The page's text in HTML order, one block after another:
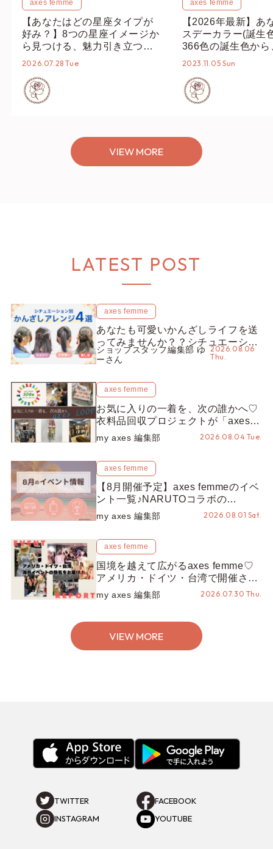
axes femme
【あなたはどの星座タイプが
好み？】8つの星座イメージか
ら見つける、魅力引き立つス
タイリング♡
2026.07.28 Tue
axes femme
【2026年最新】あ
スデーカラー(誕生
366色の誕生色から
誕生色、バースデ
2023.11.05 Sun
VIEW MORE
LATEST POST
axes femme
あなたも可愛いかんざしライフを送
ってみませんか？？シチュエーショ
ン別“かんざし”のオススメ【ショッ
プスタッフ編集部】
ショップスタッフ編集部 ゆ
ーさん
2026.08.06
Thu.
axes femme
お気に入りの一着を、次の誰かへ♡
衣料品回収プロジェクトが「axes
LOOP」にアップデート！活用する
とポイントが手に入る◎
my axes 編集部 2026.08.04 Tue.
axes femme
【8月開催予定】axes femmeのイベ
ント一覧♪NARUTOコラボの
REZEN POPUPから、プチYour
Stage.、ティーパーティまで！8月
my axes 編集部 2026.08.01 Sat.
axes femme
国境を越えて広がるaxes femme♡
アメリカ・ドイツ・台湾で開催され
たイベントをお届け！美沙子さんか
らのコメントも♬【海外イベントレ
my axes 編集部 2026.07.30 Thu.
VIEW MORE
TWITTER
FACEBOOK
INSTAGRAM
YOUTUBE